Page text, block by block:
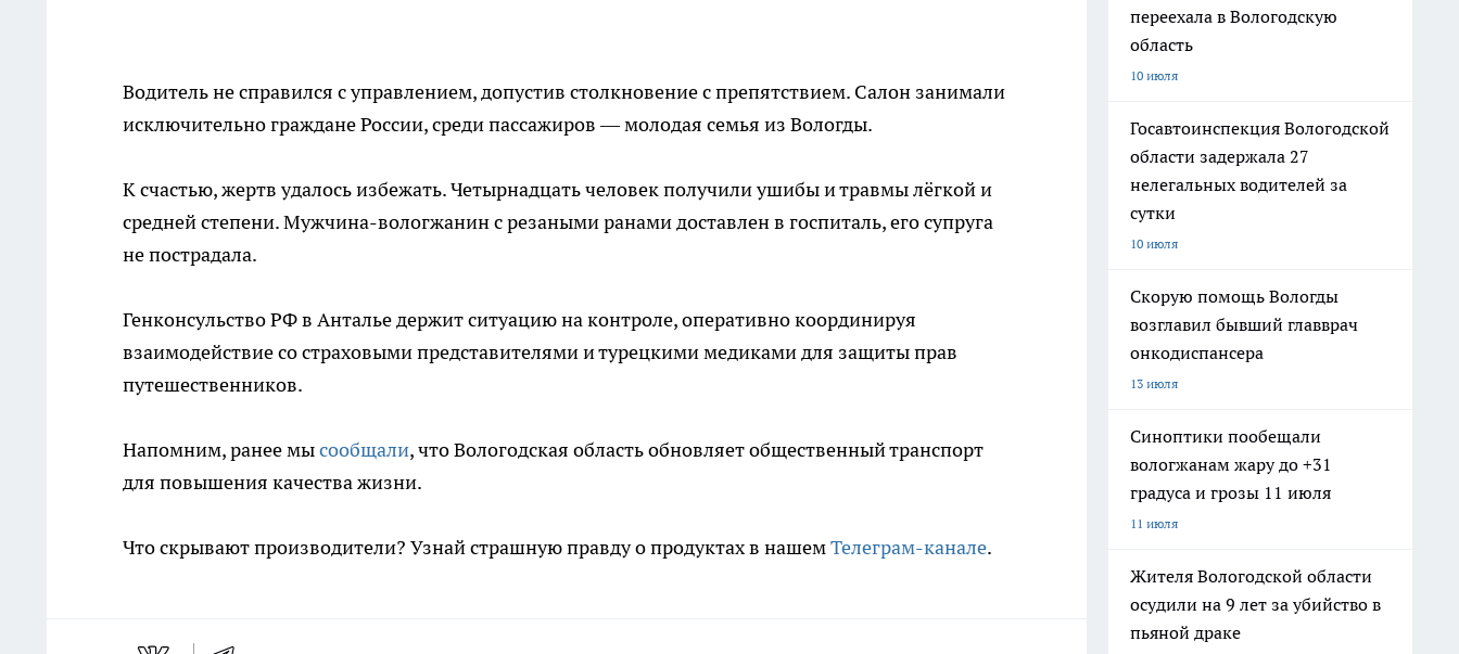
Водитель не справился с управлением, допустив столкновение с препятствием. Салон занимали
исключительно граждане России, среди пассажиров — молодая семья из Вологды.
К счастью, жертв удалось избежать. Четырнадцать человек получили ушибы и травмы лёгкой и
средней степени. Мужчина-вологжанин с резаными ранами доставлен в госпиталь, его супруга
не пострадала.
Генконсульство РФ в Анталье держит ситуацию на контроле, оперативно координируя
взаимодействие со страховыми представителями и турецкими медиками для защиты прав
путешественников.
Напомним, ранее мысообщали, что Вологодская область обновляет общественный транспорт
для повышения качества жизни.
Что скрывают производители? Узнай страшную правду о продуктах в нашемТелеграм-канале.
переехала в Вологодскую
область
10 июля
Госавтоинспекция Вологодской
области задержала 27
нелегальных водителей за
сутки
10 июля
Скорую помощь Вологды
возглавил бывший главврач
онкодиспансера
13 июля
Синоптики пообещали
вологжанам жару до +31
градуса и грозы 11 июля
11 июля
Жителя Вологодской области
осудили на 9 лет за убийство в
пьяной драке